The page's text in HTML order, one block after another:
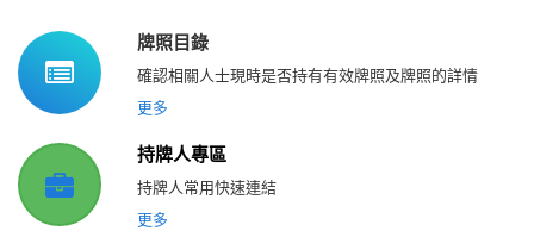
牌照目錄
確認相關人士現時是否持有有效牌照及牌照的詳情
更多
持牌人專區
持牌人常用快速連結
更多